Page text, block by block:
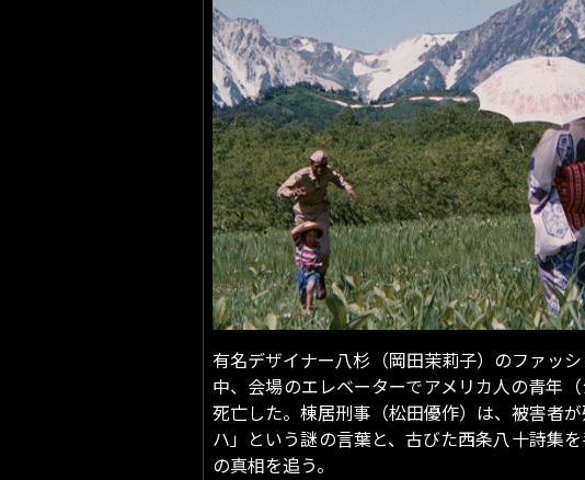
有名デザイナー八杉（岡田茉莉子）のファッ
中、会場のエレベーターでアメリカ人の青年
死亡した。棟居刑事（松田優作）は、被害者
ハ」という謎の言葉と、古びた西条八十詩集
の真相を追う。